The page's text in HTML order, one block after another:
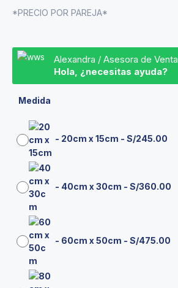
*PRECIO POR PAREJA*
Alexandra / Asesora de Venta
Hola, ¿necesitas ayuda?
Medida
- 20cm x 15cm - S/245.00
- 40cm x 30cm - S/360.00
- 60cm x 50cm - S/475.00